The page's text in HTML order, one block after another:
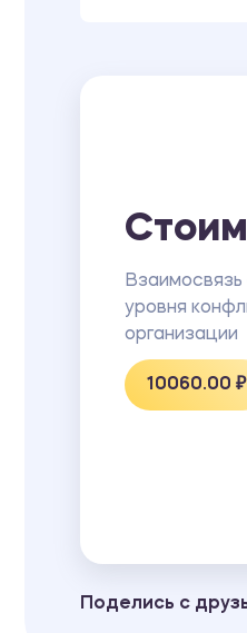
уровня
организации
10060.00 ₽
Поделись с